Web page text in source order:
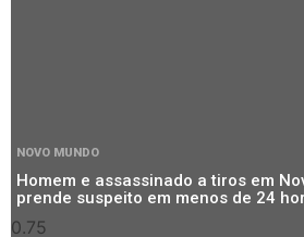
NOVO MUNDO
Homem e assassinado a tiros em
prende suspeito em menos de 24